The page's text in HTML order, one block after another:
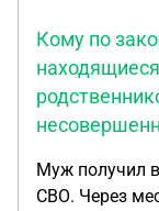
Кому по
Муж получил
СВО. Через